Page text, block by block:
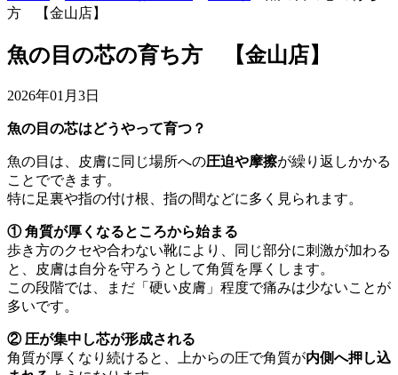
方 【金山店】
魚の目の芯の育ち方 【金山店】
2026年01月3日
魚の目の芯はどうやって育つ？
魚の目は、皮膚に同じ場所への圧迫や摩擦が繰り返しかかる
ことでできます。
特に足裏や指の付け根、指の間などに多く見られます。
① 角質が厚くなるところから始まる
歩き方のクセや合わない靴により、同じ部分に刺激が加わる
と、皮膚は自分を守ろうとして角質を厚くします。
この段階では、まだ「硬い皮膚」程度で痛みは少ないことが
多いです。
② 圧が集中し芯が形成される
角質が厚くなり続けると、上からの圧で角質が内側へ押し込